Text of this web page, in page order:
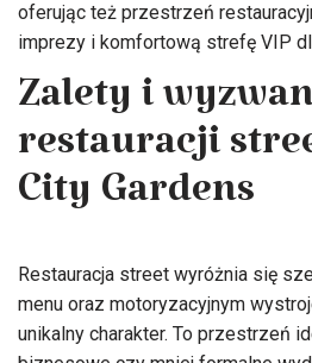
oferując też przestrzeń
imprezy i komfortową strefę VIP
Zalety i
restauracji
City Gardens
Restauracja street wyróżnia się
menu oraz motoryzacyjnym
unikalny charakter. To przestrzeń